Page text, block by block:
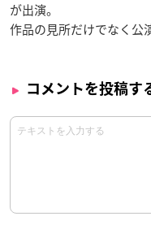
が出演。
作品の見所だけでなく公
コメントを投稿す